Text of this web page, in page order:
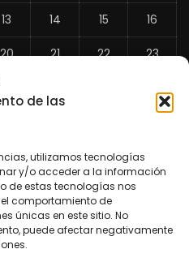
de las
utilizamos tecnologías
y/o acceder a la información
de estas tecnologías nos
comportamiento de
únicas en este sitio. No
puede afectar negativamente
13 14 15 16
20 21 22 23
27